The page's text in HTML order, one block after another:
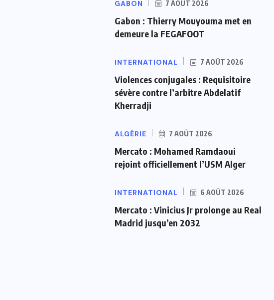
GABON 7 AOÛT 2026
Gabon : Thierry Mouyouma met en
demeure la FEGAFOOT
INTERNATIONAL 7 AOÛT 2026
Violences conjugales : Requisitoire
sévère contre l’arbitre Abdelatif
Kherradji
ALGÉRIE 7 AOÛT 2026
Mercato : Mohamed Ramdaoui
rejoint officiellement l’USM Alger
INTERNATIONAL 6 AOÛT 2026
Mercato : Vinicius Jr prolonge au Real
Madrid jusqu’en 2032